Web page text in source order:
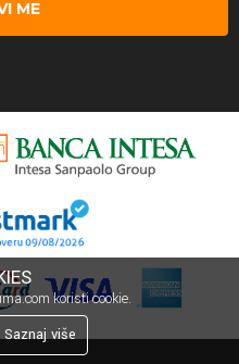
ME
koristi cookie.
Saznaj više